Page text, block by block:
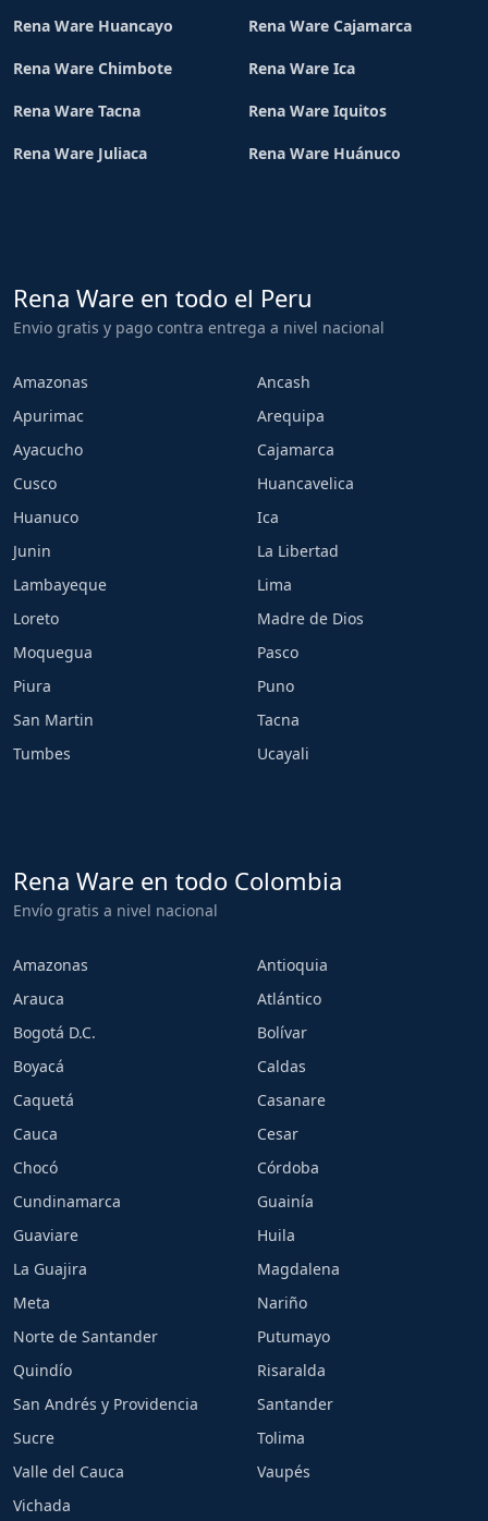
Rena Ware Huancayo Rena Ware Cajamarca
Rena Ware Chimbote Rena Ware Ica
Rena Ware Tacna Rena Ware Iquitos
Rena Ware Juliaca Rena Ware Huánuco
Rena Ware en todo el Peru
Envio gratis y pago contra entrega a nivel nacional
Amazonas
Ancash
Apurimac
Arequipa
Ayacucho
Cajamarca
Cusco
Huancavelica
Huanuco
Ica
Junin
La Libertad
Lambayeque
Lima
Loreto
Madre de Dios
Moquegua
Pasco
Piura
Puno
San Martin
Tacna
Tumbes
Ucayali
Rena Ware en todo Colombia
Envío gratis a nivel nacional
Amazonas
Antioquia
Arauca
Atlántico
Bogotá D.C.
Bolívar
Boyacá
Caldas
Caquetá
Casanare
Cauca
Cesar
Chocó
Córdoba
Cundinamarca
Guainía
Guaviare
Huila
La Guajira
Magdalena
Meta
Nariño
Norte de Santander
Putumayo
Quindío
Risaralda
San Andrés y Providencia
Santander
Sucre
Tolima
Valle del Cauca
Vaupés
Vichada